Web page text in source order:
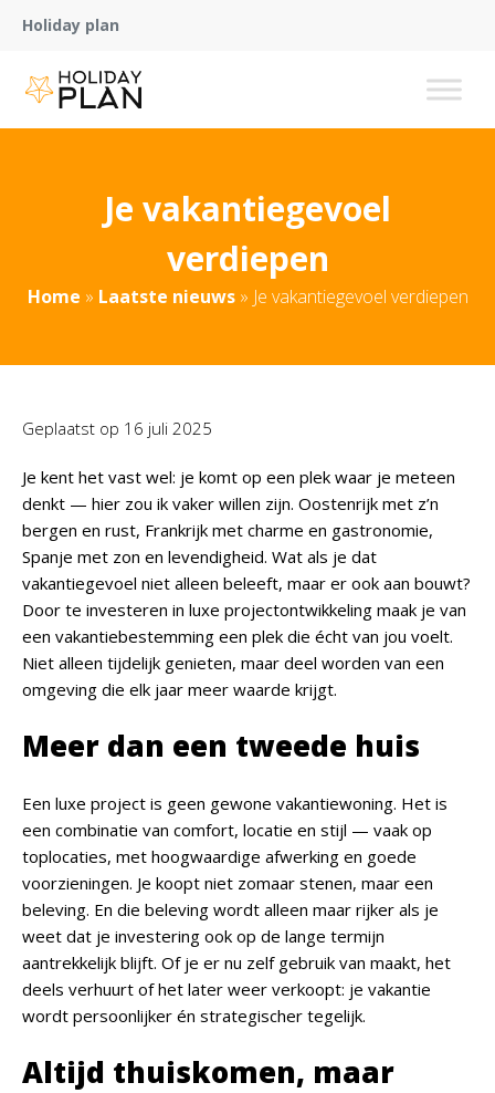
Holiday plan
Je vakantiegevoel
verdiepen
Home » Laatste nieuws» Je vakantiegevoel verdiepen
Geplaatst op 16 juli 2025
Je kent het vast wel: je komt op een plek waar je meteen
denkt — hier zou ik vaker willen zijn. Oostenrijk met z’n
bergen en rust, Frankrijk met charme en gastronomie,
Spanje met zon en levendigheid. Wat als je dat
vakantiegevoel niet alleen beleeft, maar er ook aan bouwt?
Door te investeren in luxe projectontwikkeling maak je van
een vakantiebestemming een plek die écht van jou voelt.
Niet alleen tijdelijk genieten, maar deel worden van een
omgeving die elk jaar meer waarde krijgt.
Meer dan een tweede huis
Een luxe project is geen gewone vakantiewoning. Het is
een combinatie van comfort, locatie en stijl — vaak op
toplocaties, met hoogwaardige afwerking en goede
voorzieningen. Je koopt niet zomaar stenen, maar een
beleving. En die beleving wordt alleen maar rijker als je
weet dat je investering ook op de lange termijn
aantrekkelijk blijft. Of je er nu zelf gebruik van maakt, het
deels verhuurt of het later weer verkoopt: je vakantie
wordt persoonlijker én strategischer tegelijk.
Altijd thuiskomen, maar